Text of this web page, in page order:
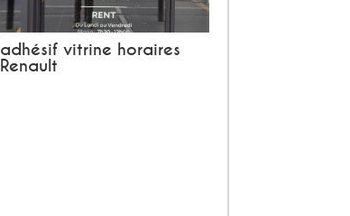
adhésif vitrine horaires
Renault